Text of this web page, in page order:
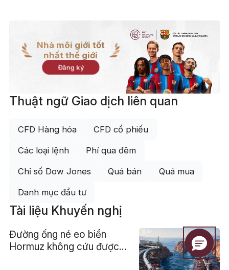
Nhà môi giới tốt
nhất thế giới
Đăng ký
Thuật ngữ Giao dịch liên quan
CFD Hàng hóa CFD cổ phiếu
Các loại lệnh Phí qua đêm
Chỉ số Dow Jones Quá bán Quá mua
Danh mục đầu tư
Tài liệu Khuyến nghị
Đường ống né eo biển
Hormuz không cứu được